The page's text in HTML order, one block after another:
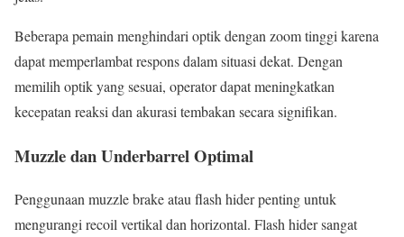
Beberapa pemain menghindari optik dengan zoom tinggi karena
dapat memperlambat respons dalam situasi dekat. Dengan
memilih optik yang sesuai, operator dapat meningkatkan
kecepatan reaksi dan akurasi tembakan secara signifikan.
Muzzle dan Underbarrel Optimal
Penggunaan muzzle brake atau flash hider penting untuk
mengurangi recoil vertikal dan horizontal. Flash hider sangat